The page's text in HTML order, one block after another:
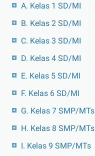
A. Kelas 1 SD/MI
B. Kelas 2 SD/MI
C. Kelas 3 SD/MI
D. Kelas 4 SD/MI
E. Kelas 5 SD/MI
F. Kelas 6 SD/MI
G. Kelas 7 SMP/MTs
H. Kelas 8 SMP/MTs
I. Kelas 9 SMP/MTs